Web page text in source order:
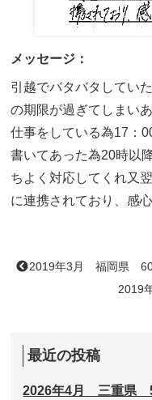
メッセージ：
引越でバタバタしてい
の期限が過ぎてしまい
仕事をしている為17：
書いてあった為20時以
ちよく対応してくれ又
に連携されており、感
2019年3月 福岡県
2019
最近の投稿
2026年4月 三重県